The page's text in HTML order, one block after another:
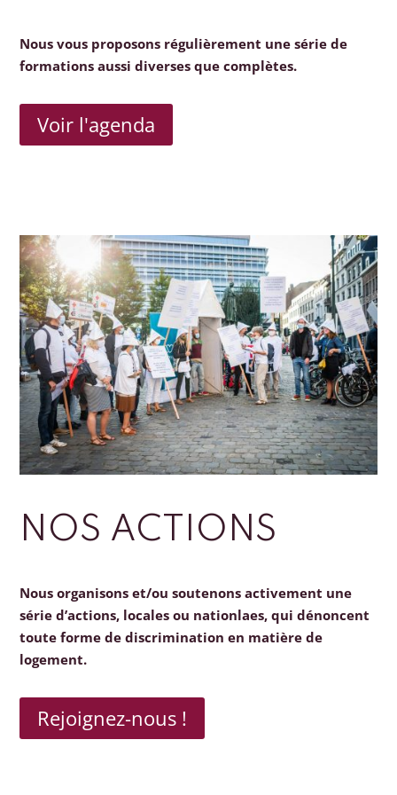
Nous vous proposons régulièrement une série de
formations aussi diverses que complètes.
Voir l'agenda
NOS ACTIONS
Nous organisons et/ou soutenons activement une
série d’actions, locales ou nationlaes, qui dénoncent
toute forme de discrimination en matière de
logement.
Rejoignez-nous !